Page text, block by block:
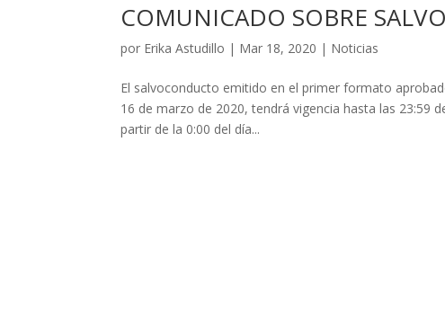
COMUNICADO SOBRE
por Erika Astudillo | Mar 18, 2020 | Noticias
El salvoconducto emitido en el primer formato
16 de marzo de 2020, tendrá vigencia hasta las 23:59
partir de la 0:00 del día...